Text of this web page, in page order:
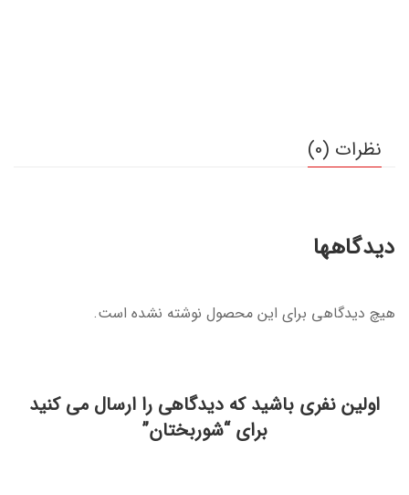
نظرات (0)
دیدگاهها
هیچ دیدگاهی برای این محصول نوشته نشده است.
اولین نفری باشید که دیدگاهی را ارسال می کنید
برای “شوربختان”